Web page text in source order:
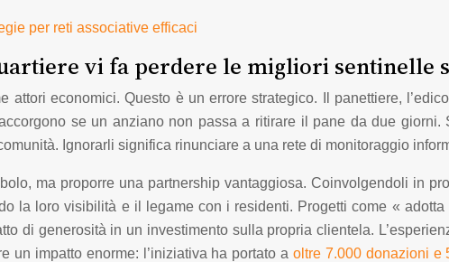
per reti associative efficaci
vi fa perdere le migliori sentinelle
attori economici. Questo è un errore strategico. Il panettiere,
se un anziano non passa a ritirare il pane da due
Ignorarli significa rinunciare a una rete di monitoraggio
ma proporre una partnership vantaggiosa. Coinvolgendoli in
la loro visibilità e il legame con i residenti. Progetti come «
di generosità in un investimento sulla propria clientela.
un impatto enorme: l’iniziativa ha portato a oltre 7.000 donazioni e